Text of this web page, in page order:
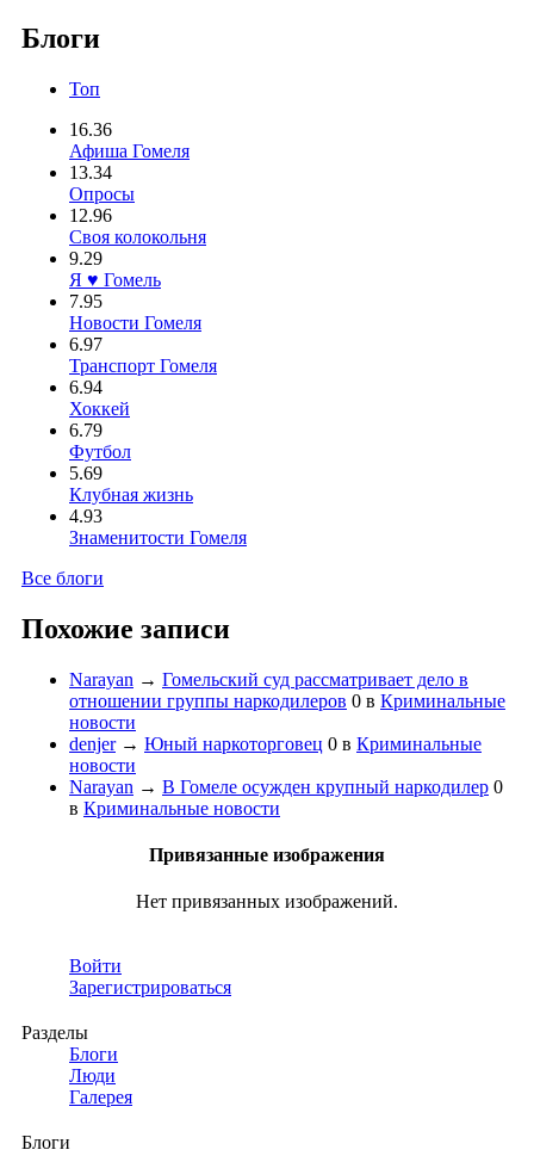
Блоги
Топ
16.36
Афиша Гомеля
13.34
Опросы
12.96
Своя колокольня
9.29
Я ♥ Гомель
7.95
Новости Гомеля
6.97
Транспорт Гомеля
6.94
Хоккей
6.79
Футбол
5.69
Клубная жизнь
4.93
Знаменитости Гомеля
Все блоги
Похожие записи
Narayan → Гомельский суд рассматривает дело в
отношении группы наркодилеров 0 в Криминальные
новости
denjer→ Юный наркоторговец 0 в Криминальные
новости
Narayan → В Гомеле осужден крупный наркодилер 0
в Криминальные новости
Привязанные изображения
Нет привязанных изображений.
Войти
Зарегистрироваться
Разделы
Блоги
Люди
Галерея
Блоги